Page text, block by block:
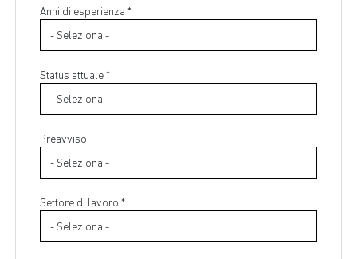
Anni di esperienza *
Status attuale *
Preavviso
Settore di lavoro *